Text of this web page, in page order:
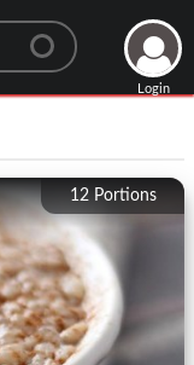
Login
12 Portions